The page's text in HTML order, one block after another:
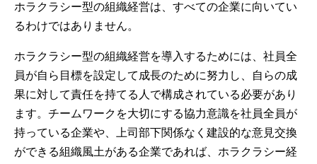
ホラクラシー型の組織経営は、すべての企業に向いてい
るわけではありません。
ホラクラシー型の組織経営を導入するためには、社員全
員が自ら目標を設定して成長のために努力し、自らの成
果に対して責任を持てる人で構成されている必要があり
ます。チームワークを大切にする協力意識を社員全員が
持っている企業や、上司部下関係なく建設的な意見交換
ができる組織風土がある企業であれば、ホラクラシー経